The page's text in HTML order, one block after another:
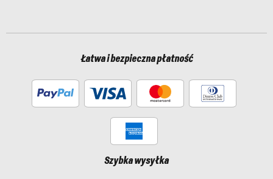
Łatwa i bezpieczna płatność
Szybka wysyłka